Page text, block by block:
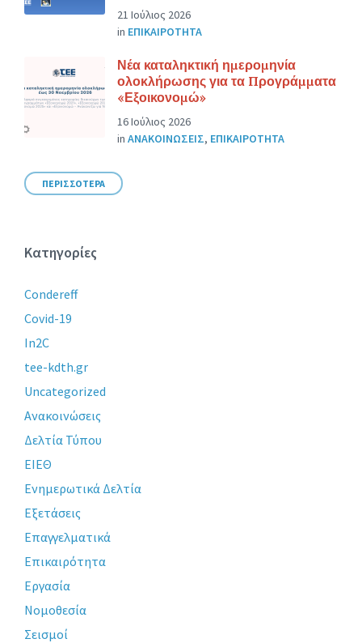
21 Ιούλιος 2026
in ΕΠΙΚΑΙΡΟΤΗΤΑ
Νέα καταληκτική ημερομηνία
ολοκλήρωσης για τα Προγράμματα
«Εξοικονομώ»
16 Ιούλιος 2026
in ΑΝΑΚΟΙΝΩΣΕΙΣ, ΕΠΙΚΑΙΡΟΤΗΤΑ
ΠΕΡΙΣΣΟΤΕΡΑ
Κατηγορίες
Condereff
Covid-19
In2C
tee-kdth.gr
Uncategorized
Ανακοινώσεις
Δελτία Τύπου
ΕΙΕΘ
Ενημερωτικά Δελτία
Εξετάσεις
Επαγγελματικά
Επικαιρότητα
Εργασία
Νομοθεσία
Σεισμοί